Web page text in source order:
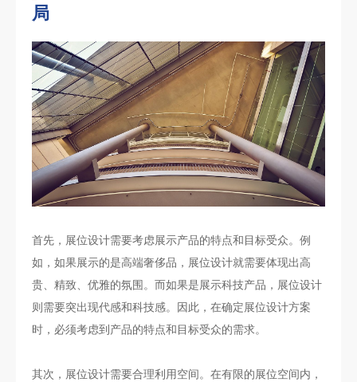
局
首先，展位设计需要考虑展示产品的特点和目标受众。例
如，如果展示的是高端奢侈品，展位设计就需要体现出高
贵、精致、优雅的氛围。而如果是展示科技产品，展位设计
则需要突出现代感和科技感。因此，在确定展位设计方案
时，必须考虑到产品的特点和目标受众的需求。
其次，展位设计需要合理利用空间。在有限的展位空间内，